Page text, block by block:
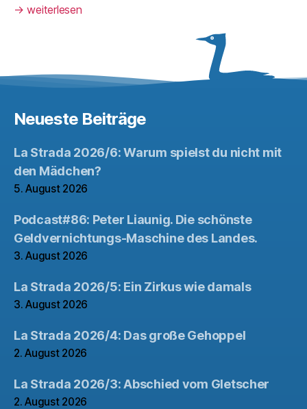
→ weiterlesen
Neueste Beiträge
La Strada 2026/6: Warum spielst du nicht mit
den Mädchen?
5. August 2026
Podcast#86: Peter Liaunig. Die schönste
Geldvernichtungs-Maschine des Landes.
3. August 2026
La Strada 2026/5: Ein Zirkus wie damals
3. August 2026
La Strada 2026/4: Das große Gehoppel
2. August 2026
La Strada 2026/3: Abschied vom Gletscher
2. August 2026